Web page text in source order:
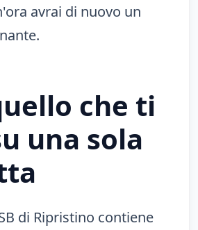
avrai di nuovo un
che ti
una sola
di Ripristino contiene